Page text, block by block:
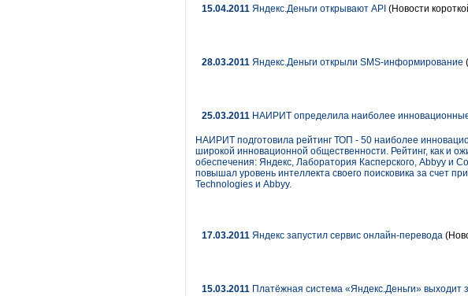
15.04.2011 Яндекс.Деньги открывают API (Новости
28.03.2011 Яндекс.Деньги открыли SMS‑информирование
25.03.2011 НАИРИТ определила наиболее
НАИРИТ подготовила рейтинг ТОП - 50 наиболее
широкой инновационной общественности. Рейтинг, как и
обеспечения: Яндекс, Лаборатория Касперского, Abbyy и
повышал уровень интеллекта своего поисковика за счет
Technologies и Abbyy.
17.03.2011 Яндекс запустил сервис онлайн-перевода
15.03.2011 Платёжная система «Яндекс.Деньги» выходит